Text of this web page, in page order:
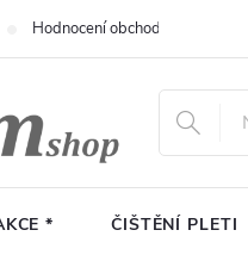
Hodnocení obchodu
* ČIŠTĚNÍ PLETI